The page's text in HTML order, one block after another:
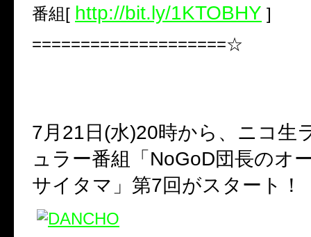
番組[ http://bit.ly/1KTOBHY ]
====================☆
7月 21 日 (水)20時から、ニコ生
ュラー番組「 NoGoD団長のオ
サイタマ」第7回がスタート！